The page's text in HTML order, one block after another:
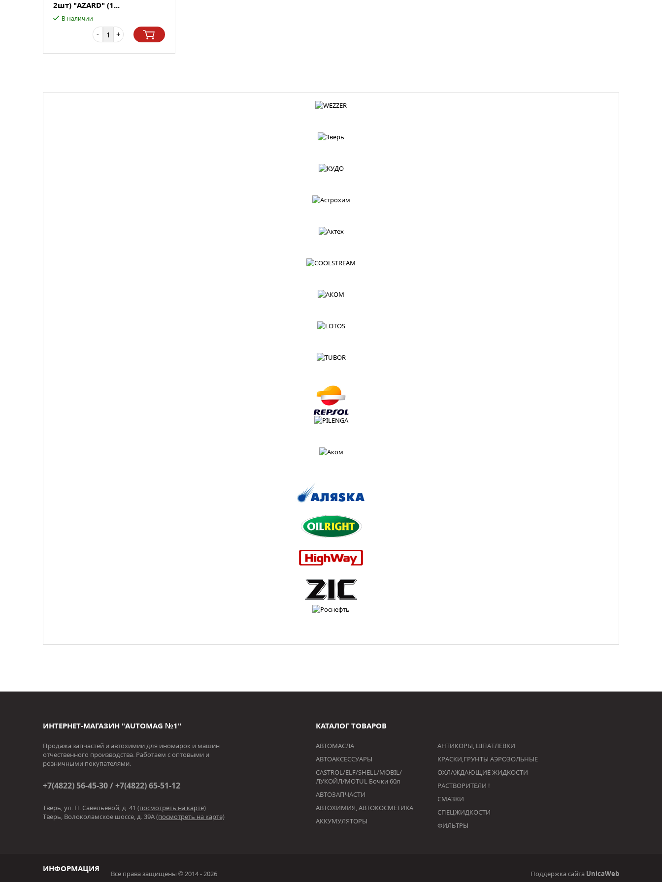
2шт) "AZARD" (1...
В наличии
- +
ИНТЕРНЕТ-МАГАЗИН "AUTOMAG №1"
Продажа запчастей и автохимии для иномарок и машин
отчественного производства. Работаем с оптовыми и
розничными покупателями.
+7(4822) 56-45-30 / +7(4822) 65-51-12
Тверь, ул. П. Савельевой, д. 41 (посмотреть на карте)
Тверь, Волоколамское шоссе, д. 39А(посмотреть на карте)
КАТАЛОГ ТОВАРОВ
АВТОМАСЛА
АВТОАКСЕССУАРЫ
CASTROL/ELF/SHELL/MOBIL/
ЛУКОЙЛ/MOTUL Бочки 60л
АВТОЗАПЧАСТИ
АВТОХИМИЯ, АВТОКОСМЕТИКА
АККУМУЛЯТОРЫ
АНТИКОРЫ, ШПАТЛЕВКИ
КРАСКИ,ГРУНТЫ АЭРОЗОЛЬНЫЕ
ОХЛАЖДАЮЩИЕ ЖИДКОСТИ
РАСТВОРИТЕЛИ !
СМАЗКИ
СПЕЦЖИДКОСТИ
ФИЛЬТРЫ
ИНФОРМАЦИЯ
Все права защищены © 2014 - 2026 Поддержка сайта UnicaWeb